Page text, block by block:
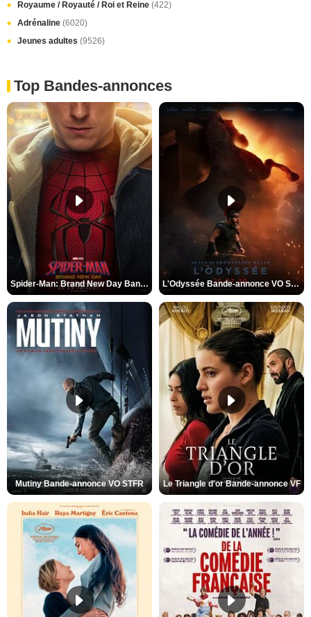
Royaume / Royauté / Roi et Reine (422)
Adrénaline (6020)
Jeunes adultes (9526)
Top Bandes-annonces
Spider-Man: Brand New Day Bande-annonce VO STFR L'Odyssée Bande-annonce VO STFR
Mutiny Bande-annonce VO STFR Le Triangle d'or Bande-annonce VF